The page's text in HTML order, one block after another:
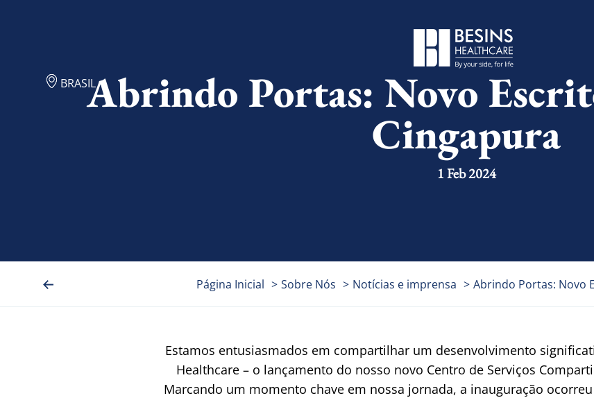
BRASILAbrindo Portas: Novo
Cingapura
1 Feb 2024
Página Inicial > Sobre Nós > Notícias e imprensa > Abrindo Portas: Novo
Estamos entusiasmados em compartilhar um desenvolvimento
Healthcare – o lançamento do nosso novo Centro de Serviços
Marcando um momento chave em nossa jornada, a inauguração